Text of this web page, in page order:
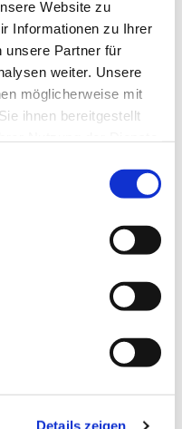
Website zu
Informationen zu Ihrer
unsere Partner für
weiter. Unsere
möglicherweise mit
ihnen bereitgestellt
Details zeigen
Zehlendorf-Süd